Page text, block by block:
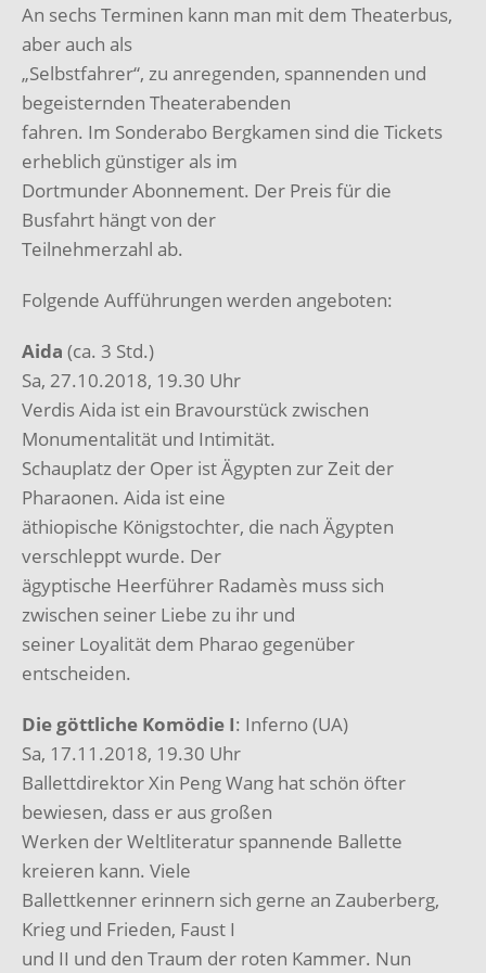
An sechs Terminen kann man mit dem Theaterbus,
aber auch als
„Selbstfahrer“, zu anregenden, spannenden und
begeisternden Theaterabenden
fahren. Im Sonderabo Bergkamen sind die Tickets
erheblich günstiger als im
Dortmunder Abonnement. Der Preis für die
Busfahrt hängt von der
Teilnehmerzahl ab.
Folgende Aufführungen werden angeboten:
Aida (ca. 3 Std.)
Sa, 27.10.2018, 19.30 Uhr
Verdis Aida ist ein Bravourstück zwischen
Monumentalität und Intimität.
Schauplatz der Oper ist Ägypten zur Zeit der
Pharaonen. Aida ist eine
äthiopische Königstochter, die nach Ägypten
verschleppt wurde. Der
ägyptische Heerführer Radamès muss sich
zwischen seiner Liebe zu ihr und
seiner Loyalität dem Pharao gegenüber
entscheiden.
Die göttliche Komödie I: Inferno (UA)
Sa, 17.11.2018, 19.30 Uhr
Ballettdirektor Xin Peng Wang hat schön öfter
bewiesen, dass er aus großen
Werken der Weltliteratur spannende Ballette
kreieren kann. Viele
Ballettkenner erinnern sich gerne an Zauberberg,
Krieg und Frieden, Faust I
und II und den Traum der roten Kammer. Nun